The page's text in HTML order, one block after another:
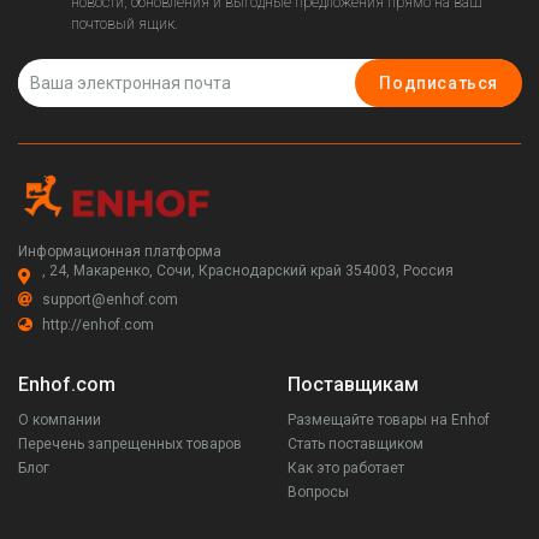
почтовый ящик.
Подписаться
Информационная платформа
, 24, Макаренко, Сочи, Краснодарский край 354003, Россия
support@enhof.com
http://enhof.com
Enhof.com
О компании
Перечень запрещенных товаров
Блог
Поставщикам
Размещайте товары на Enhof
Стать поставщиком
Как это работает
Вопросы